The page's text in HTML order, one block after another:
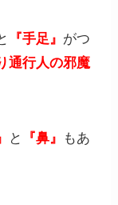
『手足』 がつ
通行人の邪魔
と 『鼻』
もあ